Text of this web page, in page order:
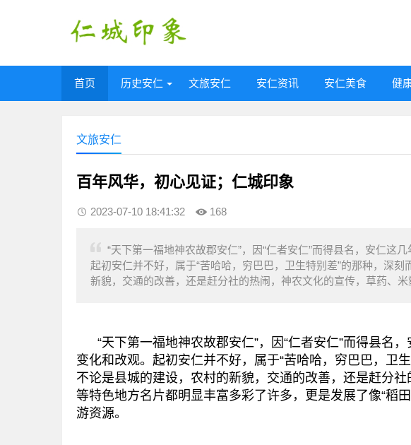
首页 历史安仁 文旅安仁 安仁资讯 安仁美食 健
文旅安仁
百年风华，初心见证；仁城印象
2023-07-10 18:41:32 168
“天下第一福地神农故郡安仁”，因“仁者安仁”而得县名，安仁这
起初安仁并不好，属于“苦哈哈，穷巴巴，卫生特别差”的那种，深
新貌，交通的改善，还是赶分社的热闹，神农文化的宣传，草药、米
“天下第一福地神农故郡安仁”，因“仁者安仁”而得县名
变化和改观。起初安仁并不好，属于“苦哈哈，穷巴巴，卫
不论是县城的建设，农村的新貌，交通的改善，还是赶分
等特色地方名片都明显丰富多彩了许多，更是发展了像“稻田
游资源。